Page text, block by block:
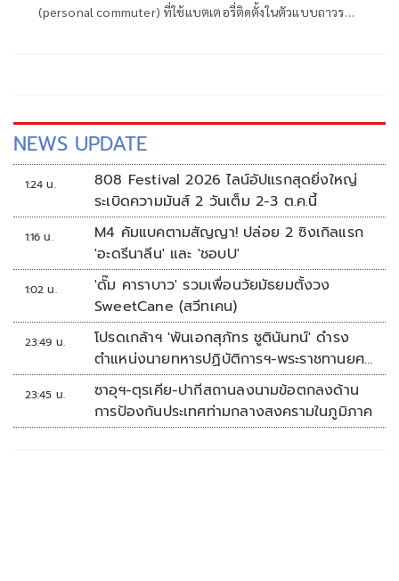
(personal commuter) ที่ใช้แบตเตอรี่ติดตั้งในตัวแบบถาวร
NEWS UPDATE
1:24 น.
808 Festival 2026 ไลน์อัปแรกสุดยิ่งใหญ่
ระเบิดความมันส์ 2 วันเต็ม 2-3 ต.ค.นี้
1:16 น.
M4 คัมแบคตามสัญญา! ปล่อย 2 ซิงเกิลแรก
'อะดรีนาลีน' และ 'ชอบU'
1:02 น.
'ดั๊ม คาราบาว' รวมเพื่อนวัยมัธยมตั้งวง
SweetCane (สวีทเคน)
23:49 น.
โปรดเกล้าฯ 'พันเอกสุภัทร ชูตินันทน์' ดำรง
ตำแหน่งนายทหารปฏิบัติการฯ-พระราชทานยศ
'พลตรี'
23:45 น.
ซาอุฯ-ตุรเคีย-ปากีสถานลงนามข้อตกลงด้าน
การป้องกันประเทศท่ามกลางสงครามในภูมิภาค